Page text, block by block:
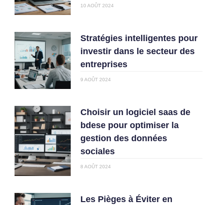
10 AOÛT 2024
Stratégies intelligentes pour
investir dans le secteur des
entreprises
9 AOÛT 2024
Choisir un logiciel saas de
bdese pour optimiser la
gestion des données
sociales
8 AOÛT 2024
Les Pièges à Éviter en